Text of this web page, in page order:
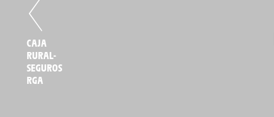
CAJA
RURAL-
SEGUROS
RGA